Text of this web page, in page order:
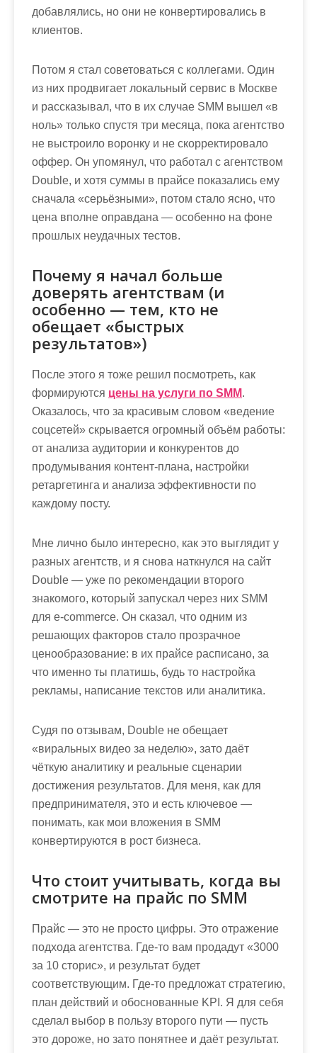
добавлялись, но они не конвертировались в
клиентов.
Потом я стал советоваться с коллегами. Один
из них продвигает локальный сервис в Москве
и рассказывал, что в их случае SMM вышел «в
ноль» только спустя три месяца, пока агентство
не выстроило воронку и не скорректировало
оффер. Он упомянул, что работал с агентством
Double, и хотя суммы в прайсе показались ему
сначала «серьёзными», потом стало ясно, что
цена вполне оправдана — особенно на фоне
прошлых неудачных тестов.
Почему я начал больше
доверять агентствам (и
особенно — тем, кто не
обещает «быстрых
результатов»)
После этого я тоже решил посмотреть, как
формируются цены на услуги по SMM.
Оказалось, что за красивым словом «ведение
соцсетей» скрывается огромный объём работы:
от анализа аудитории и конкурентов до
продумывания контент-плана, настройки
ретаргетинга и анализа эффективности по
каждому посту.
Мне лично было интересно, как это выглядит у
разных агентств, и я снова наткнулся на сайт
Double — уже по рекомендации второго
знакомого, который запускал через них SMM
для e-commerce. Он сказал, что одним из
решающих факторов стало прозрачное
ценообразование: в их прайсе расписано, за
что именно ты платишь, будь то настройка
рекламы, написание текстов или аналитика.
Судя по отзывам, Double не обещает
«виральных видео за неделю», зато даёт
чёткую аналитику и реальные сценарии
достижения результатов. Для меня, как для
предпринимателя, это и есть ключевое —
понимать, как мои вложения в SMM
конвертируются в рост бизнеса.
Что стоит учитывать, когда вы
смотрите на прайс по SMM
Прайс — это не просто цифры. Это отражение
подхода агентства. Где-то вам продадут «3000
за 10 сторис», и результат будет
соответствующим. Где-то предложат стратегию,
план действий и обоснованные KPI. Я для себя
сделал выбор в пользу второго пути — пусть
это дороже, но зато понятнее и даёт результат.